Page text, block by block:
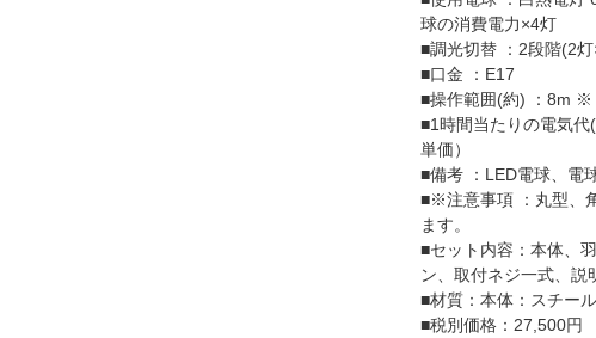
球の消費電力×4灯
■調光切替 ：2段階(2灯
■口金 ：E17
■操作範囲(約) ：8m ※
■1時間当たりの電気
単価）
■備考 ：LED電球、電
■※注意事項 ：丸型、
ます。
■セット内容：本体、
ン、取付ネジ一式、
■材質：本体：スチー
■税別価格：27,500円